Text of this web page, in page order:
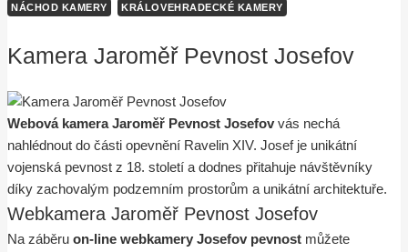
NÁCHOD KAMERY KRÁLOVEHRADECKÉ KAMERY
Kamera Jaroměř Pevnost Josefov
Webová kamera Jaroměř Pevnost Josefov vás nechá
nahlédnout do části opevnění Ravelin XIV. Josef je unikátní
vojenská pevnost z 18. století a dodnes přitahuje návštěvníky
díky zachovalým podzemním prostorům a unikátní architektuře.
Webkamera Jaroměř Pevnost Josefov
Na záběru on-line webkamery Josefov pevnost můžete